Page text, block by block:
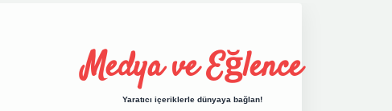
Medya ve Eğlence
Yaratıcı içeriklerle dünyaya bağlan!